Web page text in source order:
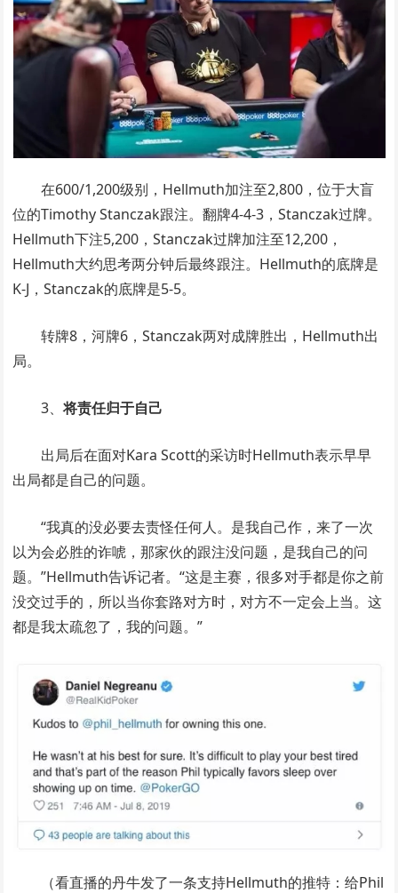
在600/1,200级别，Hellmuth加注至2,800，位于大盲
位的Timothy Stanczak跟注。翻牌4-4-3，Stanczak过牌。
Hellmuth下注5,200，Stanczak过牌加注至12,200，
Hellmuth大约思考两分钟后最终跟注。Hellmuth的底牌是
K-J，Stanczak的底牌是5-5。
转牌8，河牌6，Stanczak两对成牌胜出，Hellmuth出
局。
3、将责任归于自己
出局后在面对Kara Scott的采访时Hellmuth表示早早
出局都是自己的问题。
“我真的没必要去责怪任何人。是我自己作，来了一次
以为会必胜的诈唬，那家伙的跟注没问题，是我自己的问
题。”Hellmuth告诉记者。“这是主赛，很多对手都是你之前
没交过手的，所以当你套路对方时，对方不一定会上当。这
都是我太疏忽了，我的问题。”
（看直播的丹牛发了一条支持Hellmuth的推特：给Phil